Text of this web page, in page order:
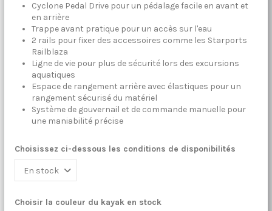
Cyclone Pedal Drive pour un pédalage facile en avant et
en arrière
Trappe avant pratique pour un accès sur l'eau
2 rails pour fixer des accessoires comme les Starports
Railblaza
Ligne de vie pour plus de sécurité lors des excursions
aquatiques
Espace de rangement arrière avec élastiques pour un
rangement sécurisé du matériel
Système de gouvernail et de commande manuelle pour
une maniabilité précise
Choisissez ci-dessous les conditions de disponibilités
Choisir la couleur du kayak en stock